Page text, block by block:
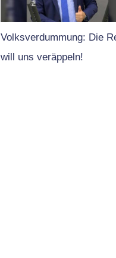
Volksverdummung: Die
will uns veräppeln!